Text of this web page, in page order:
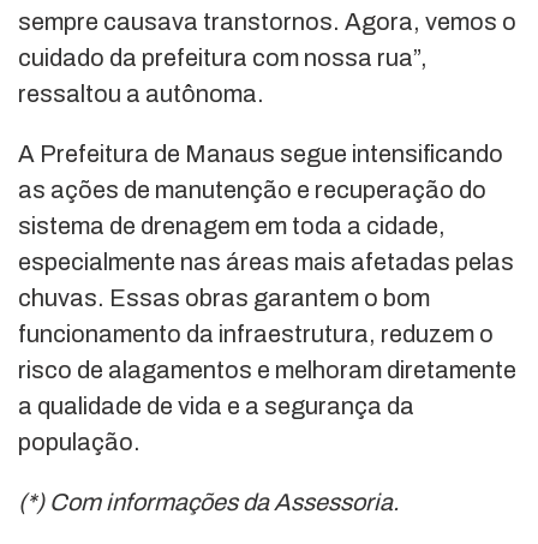
sempre causava transtornos. Agora, vemos o
cuidado da prefeitura com nossa rua”,
ressaltou a autônoma.
A Prefeitura de Manaus segue intensificando
as ações de manutenção e recuperação do
sistema de drenagem em toda a cidade,
especialmente nas áreas mais afetadas pelas
chuvas. Essas obras garantem o bom
funcionamento da infraestrutura, reduzem o
risco de alagamentos e melhoram diretamente
a qualidade de vida e a segurança da
população.
(*) Com informações da Assessoria.